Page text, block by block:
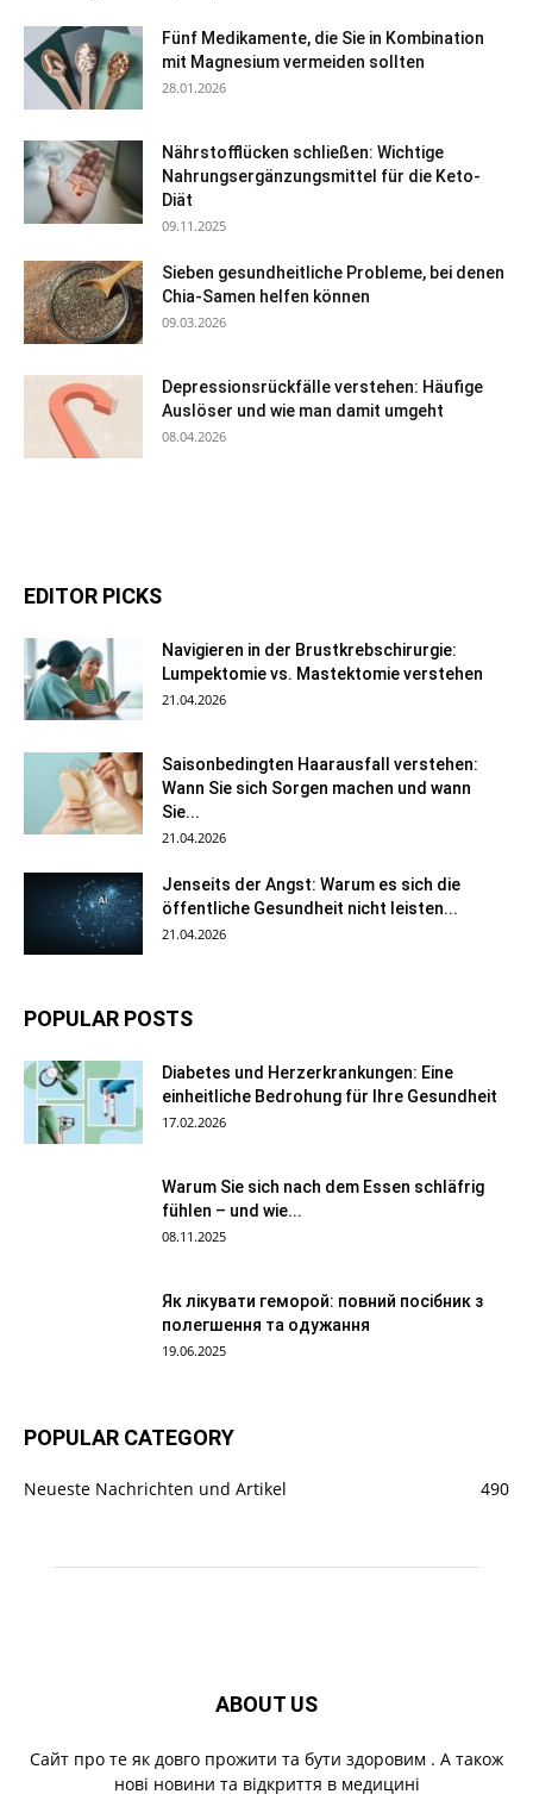
Fünf Medikamente, die Sie in Kombination
mit Magnesium vermeiden sollten
28.01.2026
Nährstofflücken schließen: Wichtige
Nahrungsergänzungsmittel für die Keto-
Diät
09.11.2025
Sieben gesundheitliche Probleme, bei denen
Chia-Samen helfen können
09.03.2026
Depressionsrückfälle verstehen: Häufige
Auslöser und wie man damit umgeht
08.04.2026
EDITOR PICKS
Navigieren in der Brustkrebschirurgie:
Lumpektomie vs. Mastektomie verstehen
21.04.2026
Saisonbedingten Haarausfall verstehen:
Wann Sie sich Sorgen machen und wann
Sie...
21.04.2026
Jenseits der Angst: Warum es sich die
öffentliche Gesundheit nicht leisten...
21.04.2026
POPULAR POSTS
Diabetes und Herzerkrankungen: Eine
einheitliche Bedrohung für Ihre Gesundheit
17.02.2026
Warum Sie sich nach dem Essen schläfrig
fühlen – und wie...
08.11.2025
Як лікувати геморой: повний посібник з
полегшення та одужання
19.06.2025
POPULAR CATEGORY
Neueste Nachrichten und Artikel 490
ABOUT US
Cайт про те як довго прожити та бути здоровим . А також
нові новини та відкриття в медицині